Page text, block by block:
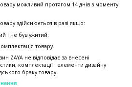
можливий протягом 14 днів з моменту
здійснюється в разі якщо:
і не був ужитий;
товару.
ZAYA не відповідає за внесені
комплектації і елементи дизайну
браку товару.